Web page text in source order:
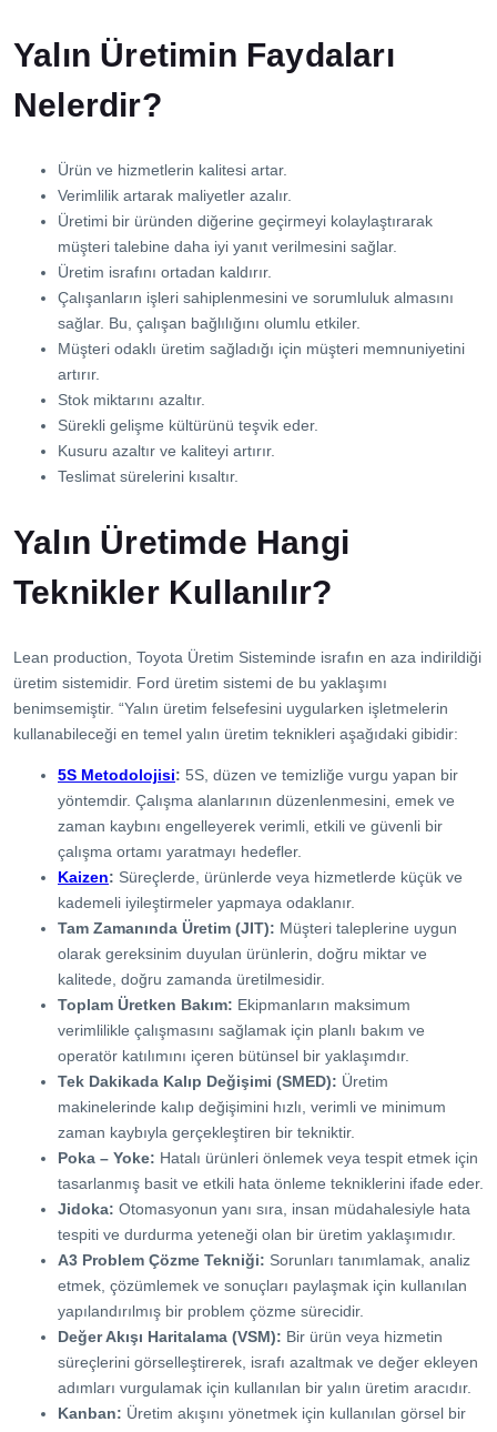
Yalın Üretimin Faydaları
Nelerdir?
Ürün ve hizmetlerin kalitesi artar.
Verimlilik artarak maliyetler azalır.
Üretimi bir üründen diğerine geçirmeyi kolaylaştırarak
müşteri talebine daha iyi yanıt verilmesini sağlar.
Üretim israfını ortadan kaldırır.
Çalışanların işleri sahiplenmesini ve sorumluluk almasını
sağlar. Bu, çalışan bağlılığını olumlu etkiler.
Müşteri odaklı üretim sağladığı için müşteri memnuniyetini
artırır.
Stok miktarını azaltır.
Sürekli gelişme kültürünü teşvik eder.
Kusuru azaltır ve kaliteyi artırır.
Teslimat sürelerini kısaltır.
Yalın Üretimde Hangi
Teknikler Kullanılır?
Lean production, Toyota Üretim Sisteminde israfın en aza indirildiği
üretim sistemidir. Ford üretim sistemi de bu yaklaşımı
benimsemiştir. “Yalın üretim felsefesini uygularken işletmelerin
kullanabileceği en temel yalın üretim teknikleri aşağıdaki gibidir:
5S Metodolojisi: 5S, düzen ve temizliğe vurgu yapan bir
yöntemdir. Çalışma alanlarının düzenlenmesini, emek ve
zaman kaybını engelleyerek verimli, etkili ve güvenli bir
çalışma ortamı yaratmayı hedefler.
Kaizen: Süreçlerde, ürünlerde veya hizmetlerde küçük ve
kademeli iyileştirmeler yapmaya odaklanır.
Tam Zamanında Üretim (JIT): Müşteri taleplerine uygun
olarak gereksinim duyulan ürünlerin, doğru miktar ve
kalitede, doğru zamanda üretilmesidir.
Toplam Üretken Bakım: Ekipmanların maksimum
verimlilikle çalışmasını sağlamak için planlı bakım ve
operatör katılımını içeren bütünsel bir yaklaşımdır.
Tek Dakikada Kalıp Değişimi (SMED): Üretim
makinelerinde kalıp değişimini hızlı, verimli ve minimum
zaman kaybıyla gerçekleştiren bir tekniktir.
Poka – Yoke: Hatalı ürünleri önlemek veya tespit etmek için
tasarlanmış basit ve etkili hata önleme tekniklerini ifade eder.
Jidoka: Otomasyonun yanı sıra, insan müdahalesiyle hata
tespiti ve durdurma yeteneği olan bir üretim yaklaşımıdır.
A3 Problem Çözme Tekniği: Sorunları tanımlamak, analiz
etmek, çözümlemek ve sonuçları paylaşmak için kullanılan
yapılandırılmış bir problem çözme sürecidir.
Değer Akışı Haritalama (VSM): Bir ürün veya hizmetin
süreçlerini görselleştirerek, israfı azaltmak ve değer ekleyen
adımları vurgulamak için kullanılan bir yalın üretim aracıdır.
Kanban: Üretim akışını yönetmek için kullanılan görsel bir